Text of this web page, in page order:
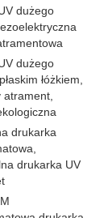
dużego
dużego
łóżkiem,
drukarka
drukarka UV